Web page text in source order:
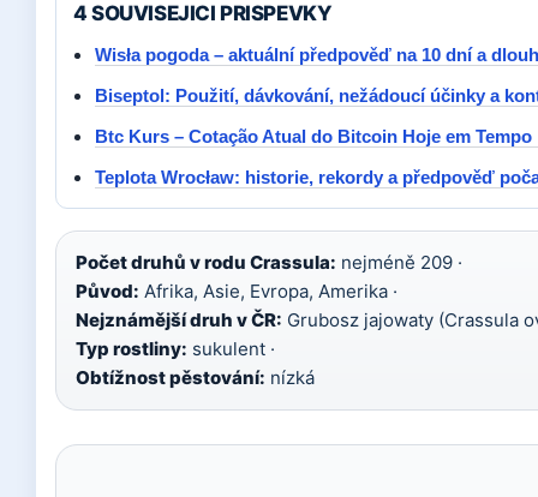
4 SOUVISEJICI PRISPEVKY
Wisła pogoda – aktuální předpověď na 10 dní a
Biseptol: Použití, dávkování, nežádoucí účinky a
Btc Kurs – Cotação Atual do Bitcoin Hoje em Tempo
Teplota Wrocław: historie, rekordy a předpověď
Počet druhů v rodu Crassula: nejméně 209 ·
Původ: Afrika, Asie, Evropa, Amerika ·
Nejznámější druh v ČR: Grubosz jajowaty (Crassula
Typ rostliny: sukulent ·
Obtížnost pěstování: nízká